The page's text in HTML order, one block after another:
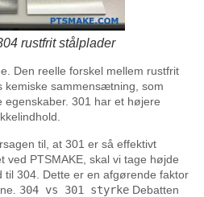
rustfrit stålplader
Den reelle forskel mellem rustfrit
kemiske sammensætning, som
egenskaber. 301 har et højere
til, at 301 er så effektivt
PTSMAKE, skal vi tage højde
304. Dette er en afgørende faktor
304 vs 301 styrke Debatten